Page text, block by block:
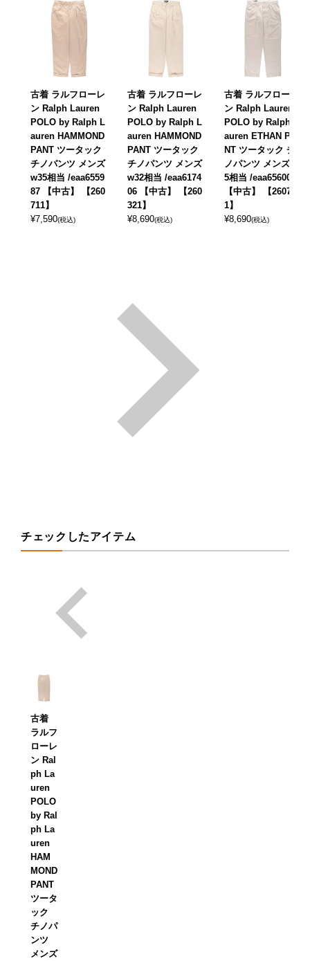
古着 ラルフローレ
ン Ralph Lauren
POLO by Ralph L
auren HAMMOND
PANT ツータック
チノパンツ メンズ
w35相当 /eaa6559
87 【中古】 【260
711】
¥7,590(税込)
古着 ラルフローレ
ン Ralph Lauren
POLO by Ralph L
auren HAMMOND
PANT ツータック
チノパンツ メンズ
w32相当 /eaa6174
06 【中古】 【260
321】
¥8,690(税込)
古着 ラルフローレ
ン Ralph Lauren
POLO by Ralph L
auren ETHAN PA
NT ツータック チ
ノパンツ メンズw3
5相当 /eaa656001
【中古】 【26071
1】
¥8,690(税込)
チェックしたアイテム
古着
ラルフ
ローレ
ン Ral
ph La
uren
POLO
by Ral
ph La
uren
HAM
MOND
PANT
ツータ
ック
チノパ
ンツ
メンズ